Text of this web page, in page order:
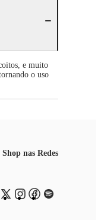
e muito
o uso
nas Redes